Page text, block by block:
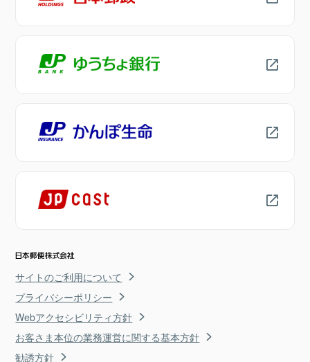
サイトのご利用について
プライバシーポリシー
Webアクセシビリティ方針
お客さま本位の業務運営に関する基本方針
勧誘方針